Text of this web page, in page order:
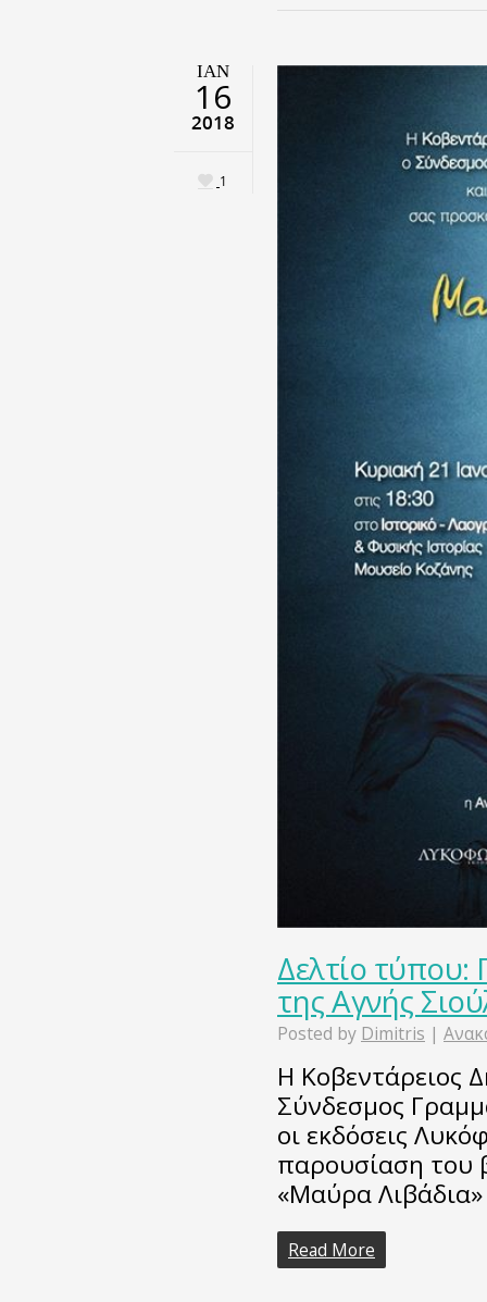
ΙΑΝ
16
2018
1
Δελτίο τύπου:
της Αγνής
Posted by Dimitris |
Η Κοβεντάρειος
Σύνδεσμος
οι εκδόσεις
παρουσίαση του
«Μαύρα Λιβάδια»
Read More